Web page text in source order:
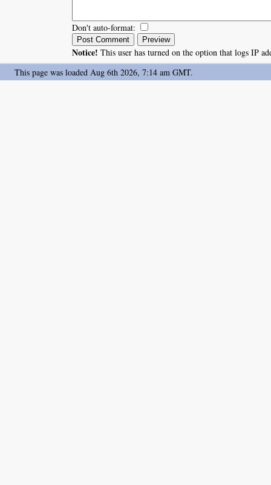
Don't auto-format:
Notice! This user has turned on the option that logs IP
This page was loaded Aug 6th 2026, 7:14 am GMT.